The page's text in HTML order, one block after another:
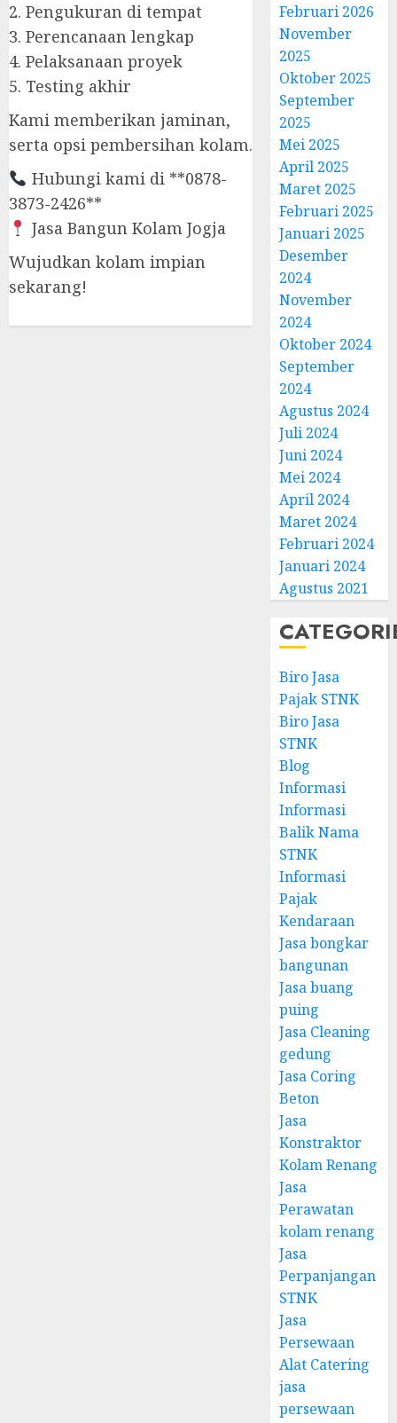
2. Pengukuran di tempat
3. Perencanaan lengkap
4. Pelaksanaan proyek
5. Testing akhir
Kami memberikan jaminan,
serta opsi pembersihan kolam.
Hubungi kami di **0878-
3873-2426**
Jasa Bangun Kolam Jogja
Wujudkan kolam impian
sekarang!
Februari 2026
November
2025
Oktober 2025
September
2025
Mei 2025
April 2025
Maret 2025
Februari 2025
Januari 2025
Desember
2024
November
2024
Oktober 2024
September
2024
Agustus 2024
Juli 2024
Juni 2024
Mei 2024
April 2024
Maret 2024
Februari 2024
Januari 2024
Agustus 2021
Biro Jasa
Pajak STNK
Biro Jasa
STNK
Blog
Informasi
Informasi
Balik Nama
STNK
Informasi
Pajak
Kendaraan
Jasa bongkar
bangunan
Jasa buang
puing
Jasa Cleaning
gedung
Jasa Coring
Beton
Jasa
Konstraktor
Kolam Renang
Jasa
Perawatan
kolam renang
Jasa
Perpanjangan
STNK
Jasa
Persewaan
Alat Catering
jasa
persewaan